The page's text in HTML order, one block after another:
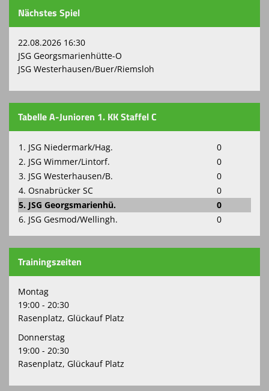
Nächstes Spiel
22.08.2026 16:30
JSG Georgsmarienhütte-O
JSG Westerhausen/Buer/Riemsloh
Tabelle A-Junioren 1. KK Staffel C
1. JSG Niedermark/Hag.
0
2. JSG Wimmer/Lintorf.
0
3. JSG Westerhausen/B.
0
4. Osnabrücker SC
0
5. JSG Georgsmarienhü.
0
6. JSG Gesmod/Wellingh.
0
Trainingszeiten
Montag
19:00 - 20:30
Rasenplatz, Glückauf Platz
Donnerstag
19:00 - 20:30
Rasenplatz, Glückauf Platz